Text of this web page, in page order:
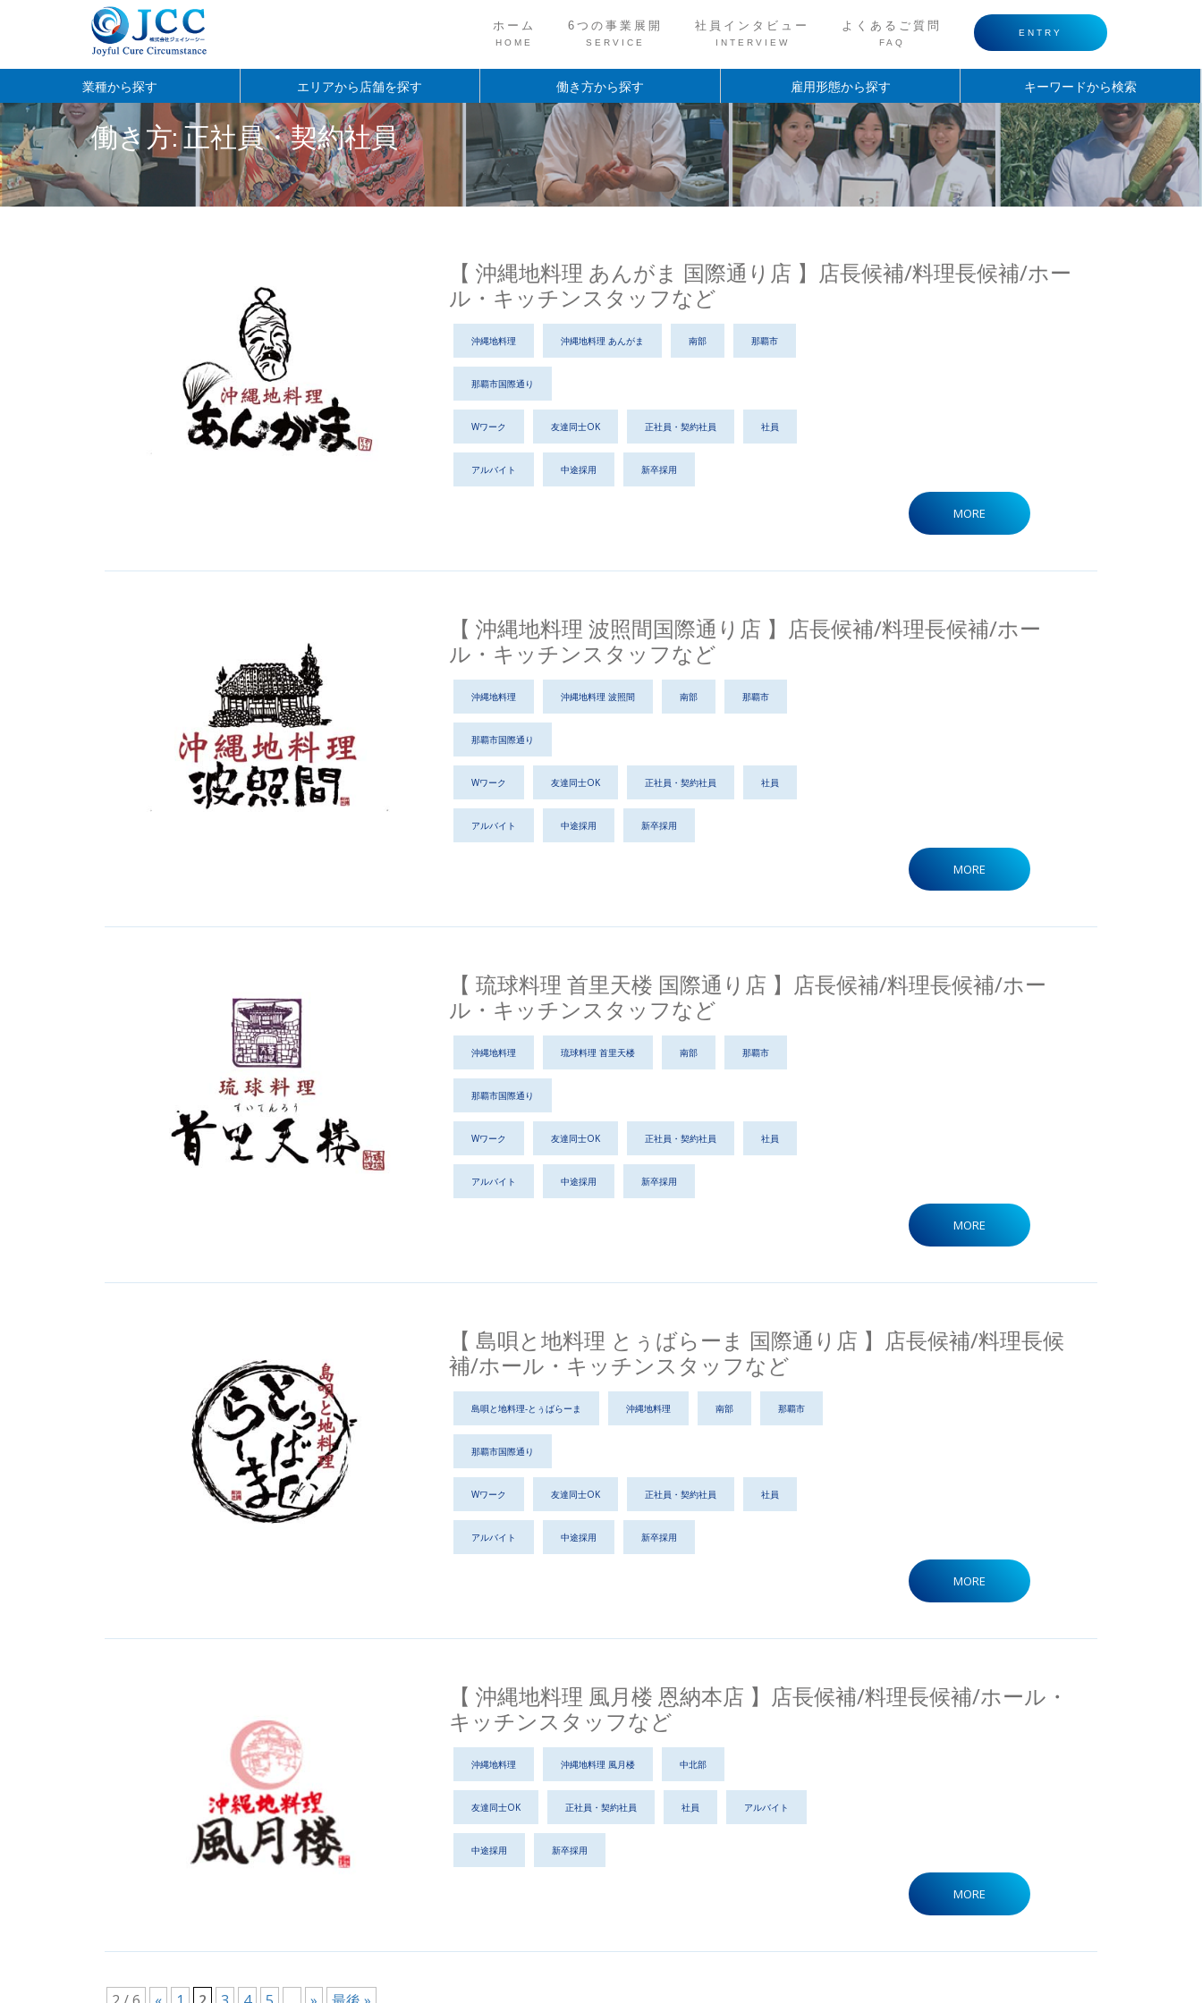
to
content
ホーム
HOME
6つの事業展開
SERVICE
社員インタビュー
INTERVIEW
よくあるご質問
FAQ
ENTRY
業種から探す
ホテルブライダル事業
国際事業部
食品製造・健康食宅配
管理・総合職
エリアから店舗を探す
中北部
南部
県外
那覇市
那覇市国際通り
働き方から探す
Wワーク
フルタイム
友達同士OK
正社員・契約社員
短時間
社員
雇用形態から探す
アルバイト
中途採用
新卒採用
キーワードから検索
働き方: 正社員・契約社員
【 沖縄地料理 あんがま 国際通り店 】店長候補/料理長候補/ホー
ル・キッチンスタッフなど
沖縄地料理 沖縄地料理 あんがま 南部 那覇市
那覇市国際通り
Wワーク 友達同士OK 正社員・契約社員 社員
アルバイト 中途採用 新卒採用
MORE
【 沖縄地料理 波照間国際通り店 】店長候補/料理長候補/ホー
ル・キッチンスタッフなど
沖縄地料理 沖縄地料理 波照間 南部 那覇市
那覇市国際通り
Wワーク 友達同士OK 正社員・契約社員 社員
アルバイト 中途採用 新卒採用
MORE
【 琉球料理 首里天楼 国際通り店 】店長候補/料理長候補/ホー
ル・キッチンスタッフなど
沖縄地料理 琉球料理 首里天楼 南部 那覇市
那覇市国際通り
Wワーク 友達同士OK 正社員・契約社員 社員
アルバイト 中途採用 新卒採用
MORE
【 島唄と地料理 とぅばらーま 国際通り店 】店長候補/料理長候
補/ホール・キッチンスタッフなど
島唄と地料理-とぅばらーま 沖縄地料理 南部 那覇市
那覇市国際通り
Wワーク 友達同士OK 正社員・契約社員 社員
アルバイト 中途採用 新卒採用
MORE
【 沖縄地料理 風月楼 恩納本店 】店長候補/料理長候補/ホール・
キッチンスタッフなど
沖縄地料理 沖縄地料理 風月楼 中北部
友達同士OK 正社員・契約社員 社員 アルバイト
中途採用 新卒採用
MORE